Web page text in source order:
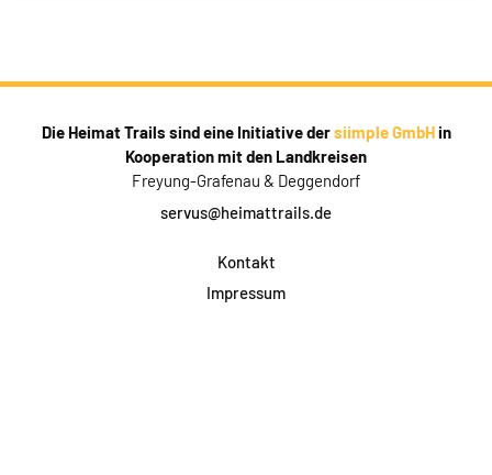
Die Heimat Trails sind eine Initiative dersiimple GmbHin
Kooperation mit den Landkreisen
Freyung-Grafenau & Deggendorf
servus@heimattrails.de
Kontakt
Impressum